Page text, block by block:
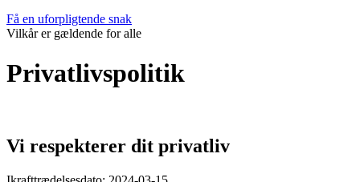
Få en uforpligtende snak
Vilkår er gældende for alle
Privatlivspolitik
Vi respekterer dit privatliv